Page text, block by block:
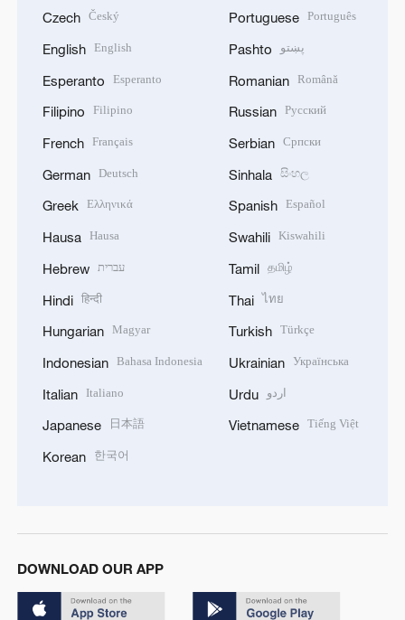
Czech Český
English English
Esperanto Esperanto
Filipino Filipino
French Français
German Deutsch
Greek Ελληνικά
Hausa Hausa
Hebrew עברית
Hindi हिन्दी
Hungarian Magyar
Indonesian Bahasa Indonesia
Italian Italiano
Japanese 日本語
Korean 한국어
Portuguese Português
Pashto پښتو
Romanian Română
Russian Русский
Serbian Српски
Sinhala සිංහල
Spanish Español
Swahili Kiswahili
Tamil தமிழ்
Thai ไทย
Turkish Türkçe
Ukrainian Українська
Urdu اردو
Vietnamese Tiếng Việt
DOWNLOAD OUR APP